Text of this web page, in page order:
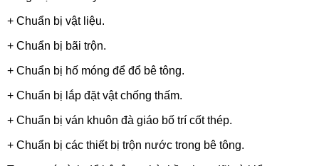
+ Chuẩn bị vật liệu.
+ Chuẩn bị bãi trộn.
+ Chuẩn bị hố móng để đổ bê tông.
+ Chuẩn bị lắp đặt vật chống thấm.
+ Chuẩn bị ván khuôn đà giáo bố trí cốt thép.
+ Chuẩn bị các thiết bị trộn nước trong bê tông.